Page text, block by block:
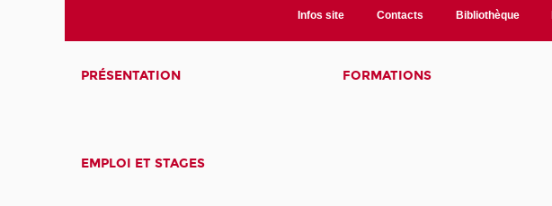
Infos site Contacts Bibliothèque
PRÉSENTATION FORMATIONS
EMPLOI ET STAGES